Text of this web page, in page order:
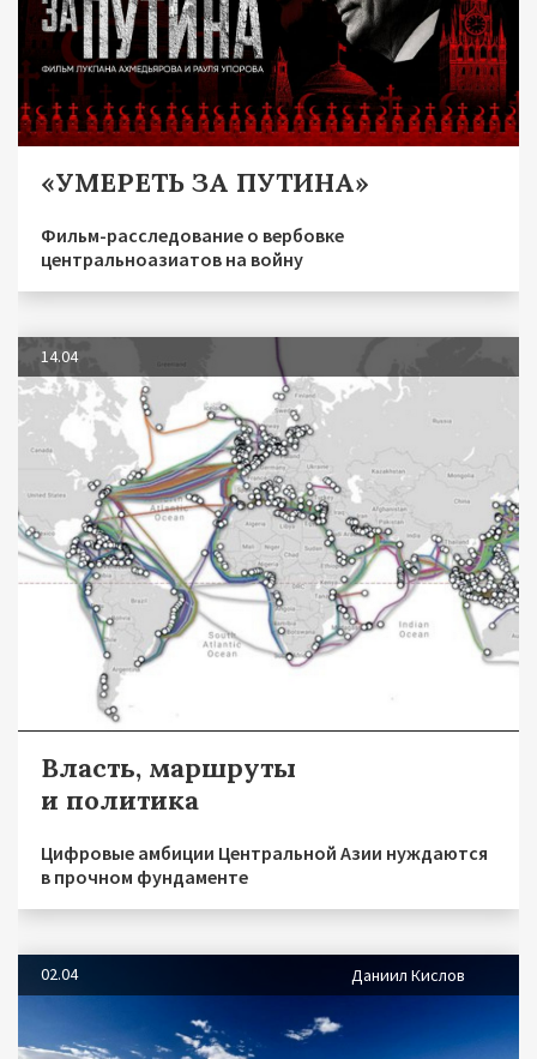
«УМЕРЕТЬ ЗА ПУТИНА»
Фильм-расследование о вербовке
центральноазиатов на войну
14.04
Власть, маршруты
и политика
Цифровые амбиции Центральной Азии нуждаются
в прочном фундаменте
02.04 Даниил Кислов